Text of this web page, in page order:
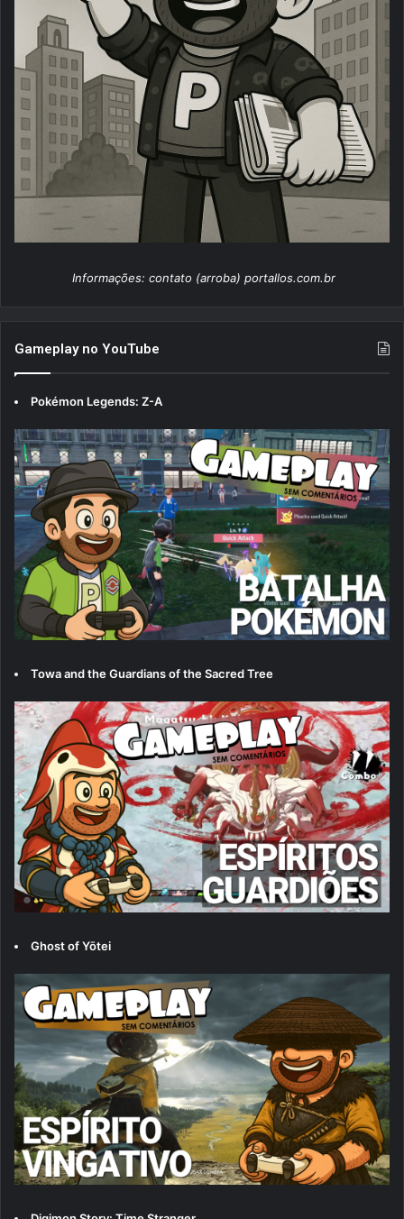
Informações: contato (arroba) portallos.com.br
Gameplay no YouTube
Pokémon Legends: Z-A
Towa and the Guardians of the Sacred Tree
Ghost of Yōtei